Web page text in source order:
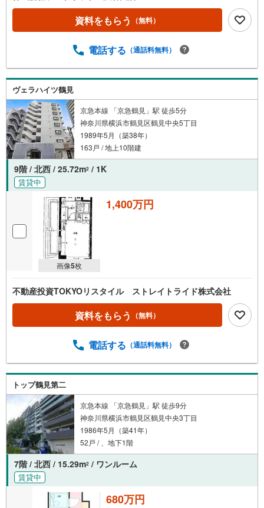
資料をもらう （無料）
電話する （通話料無料）
ヴェラハイツ鶴見
京急本線 「京急鶴見」駅 徒歩5分
神奈川県横浜市鶴見区鶴見中央5丁目
1989年5月（築38年）
163戸 / 地上10階建
9階 / 北西 / 25.72m2 / 1K
賃貸中
画像5枚
1,400万円
不動産投資TOKYOリスタイル ストレイトライド株式会社
資料をもらう （無料）
電話する （通話料無料）
トップ鶴見第二
京急本線 「京急鶴見」駅 徒歩9分
神奈川県横浜市鶴見区鶴見中央3丁目
1986年5月（築41年）
52戸 / 、地下1階
7階 / 北西 / 15.29m2 / ワンルーム
賃貸中
680万円